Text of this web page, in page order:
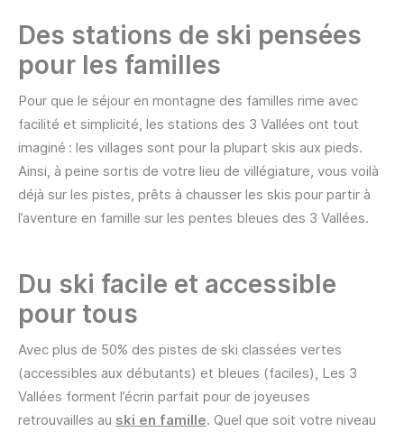
Des stations de ski pensées
pour les familles
Pour que le séjour en montagne des familles rime avec
facilité et simplicité, les stations des 3 Vallées ont tout
imaginé : les villages sont pour la plupart skis aux pieds .
Ainsi, à peine sortis de votre lieu de villégiature, vous voilà
déjà sur les pistes, prêts à chausser les skis pour partir à
l’aventure en famille sur les pentes bleues des 3 Vallées.
Du ski facile et accessible
pour tous
Avec plus de 50% des pistes de ski classées vertes
(accessibles aux débutants) et bleues (faciles), Les 3
Vallées forment l’écrin parfait pour de joyeuses
retrouvailles au ski en famille. Quel que soit votre niveau